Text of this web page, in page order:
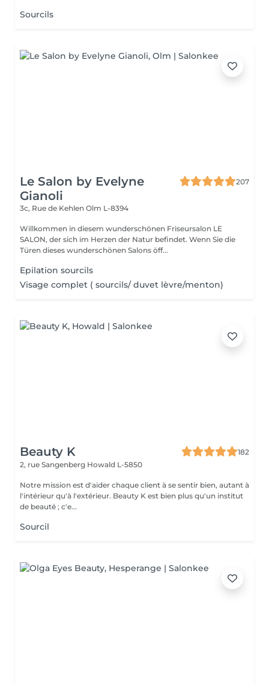
Sourcils
Le Salon by Evelyne
Gianoli
207
3c, Rue de Kehlen Olm L-8394
Willkommen in diesem wunderschönen Friseursalon LE
SALON, der sich im Herzen der Natur befindet. Wenn Sie die
Türen dieses wunderschönen Salons öff...
Epilation sourcils
Visage complet ( sourcils/ duvet lèvre/menton)
Beauty K
182
2, rue Sangenberg Howald L-5850
Notre mission est d'aider chaque client à se sentir bien, autant à
l'intérieur qu'à l'extérieur. Beauty K est bien plus qu'un institut
de beauté ; c'e...
Sourcil